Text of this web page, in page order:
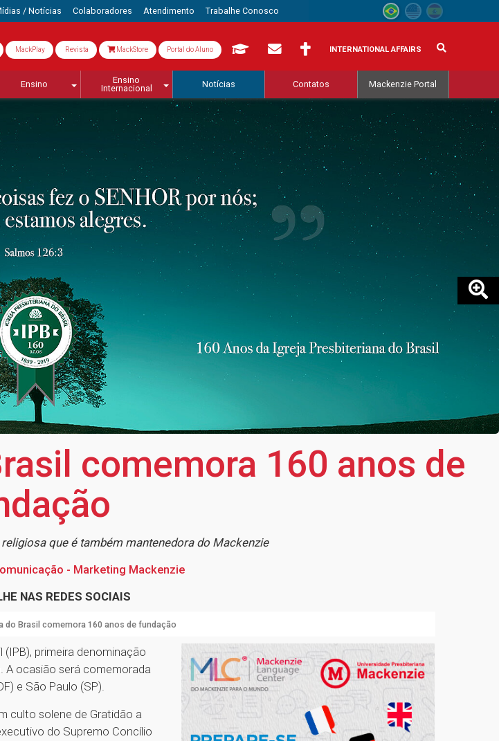
/ Notícias Colaboradores Atendimento Trabalhe Conosco
MackPlay Revista MackStore Portal do Aluno INTERNATIONAL AFFAIRS
Ensino
Ensino
Internacional
Notícias Contatos Mackenzie Portal
comemora 160 anos de
que é também mantenedora do Mackenzie
- Marketing Mackenzie
NAS REDES SOCIAIS
do Brasil comemora 160 anos de fundação
primeira denominação
A ocasião será comemorada
e São Paulo (SP).
culto solene de Gratidão a
do Supremo Concílio